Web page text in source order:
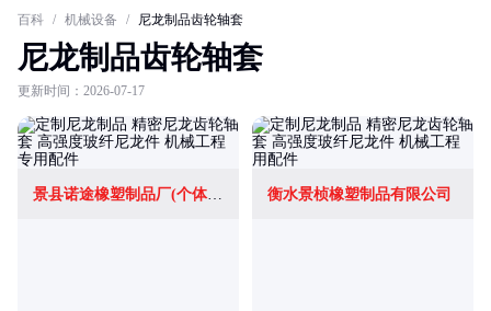
百科 / 机械设备 / 尼龙制品齿轮轴套
尼龙制品齿轮轴套
更新时间：2026-07-17
景县诺途橡塑制品厂(个体工商户) 衡水景桢橡塑制品有限公司